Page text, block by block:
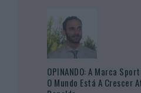
OPINANDO: A Marca
O Mundo Está A Crescer